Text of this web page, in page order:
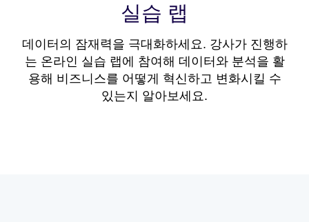
실습 랩
데이터의 잠재력을 극대화하세요. 강사가 진행하
는 온라인 실습 랩에 참여해 데이터와 분석을 활
용해 비즈니스를 어떻게 혁신하고 변화시킬 수
있는지 알아보세요.